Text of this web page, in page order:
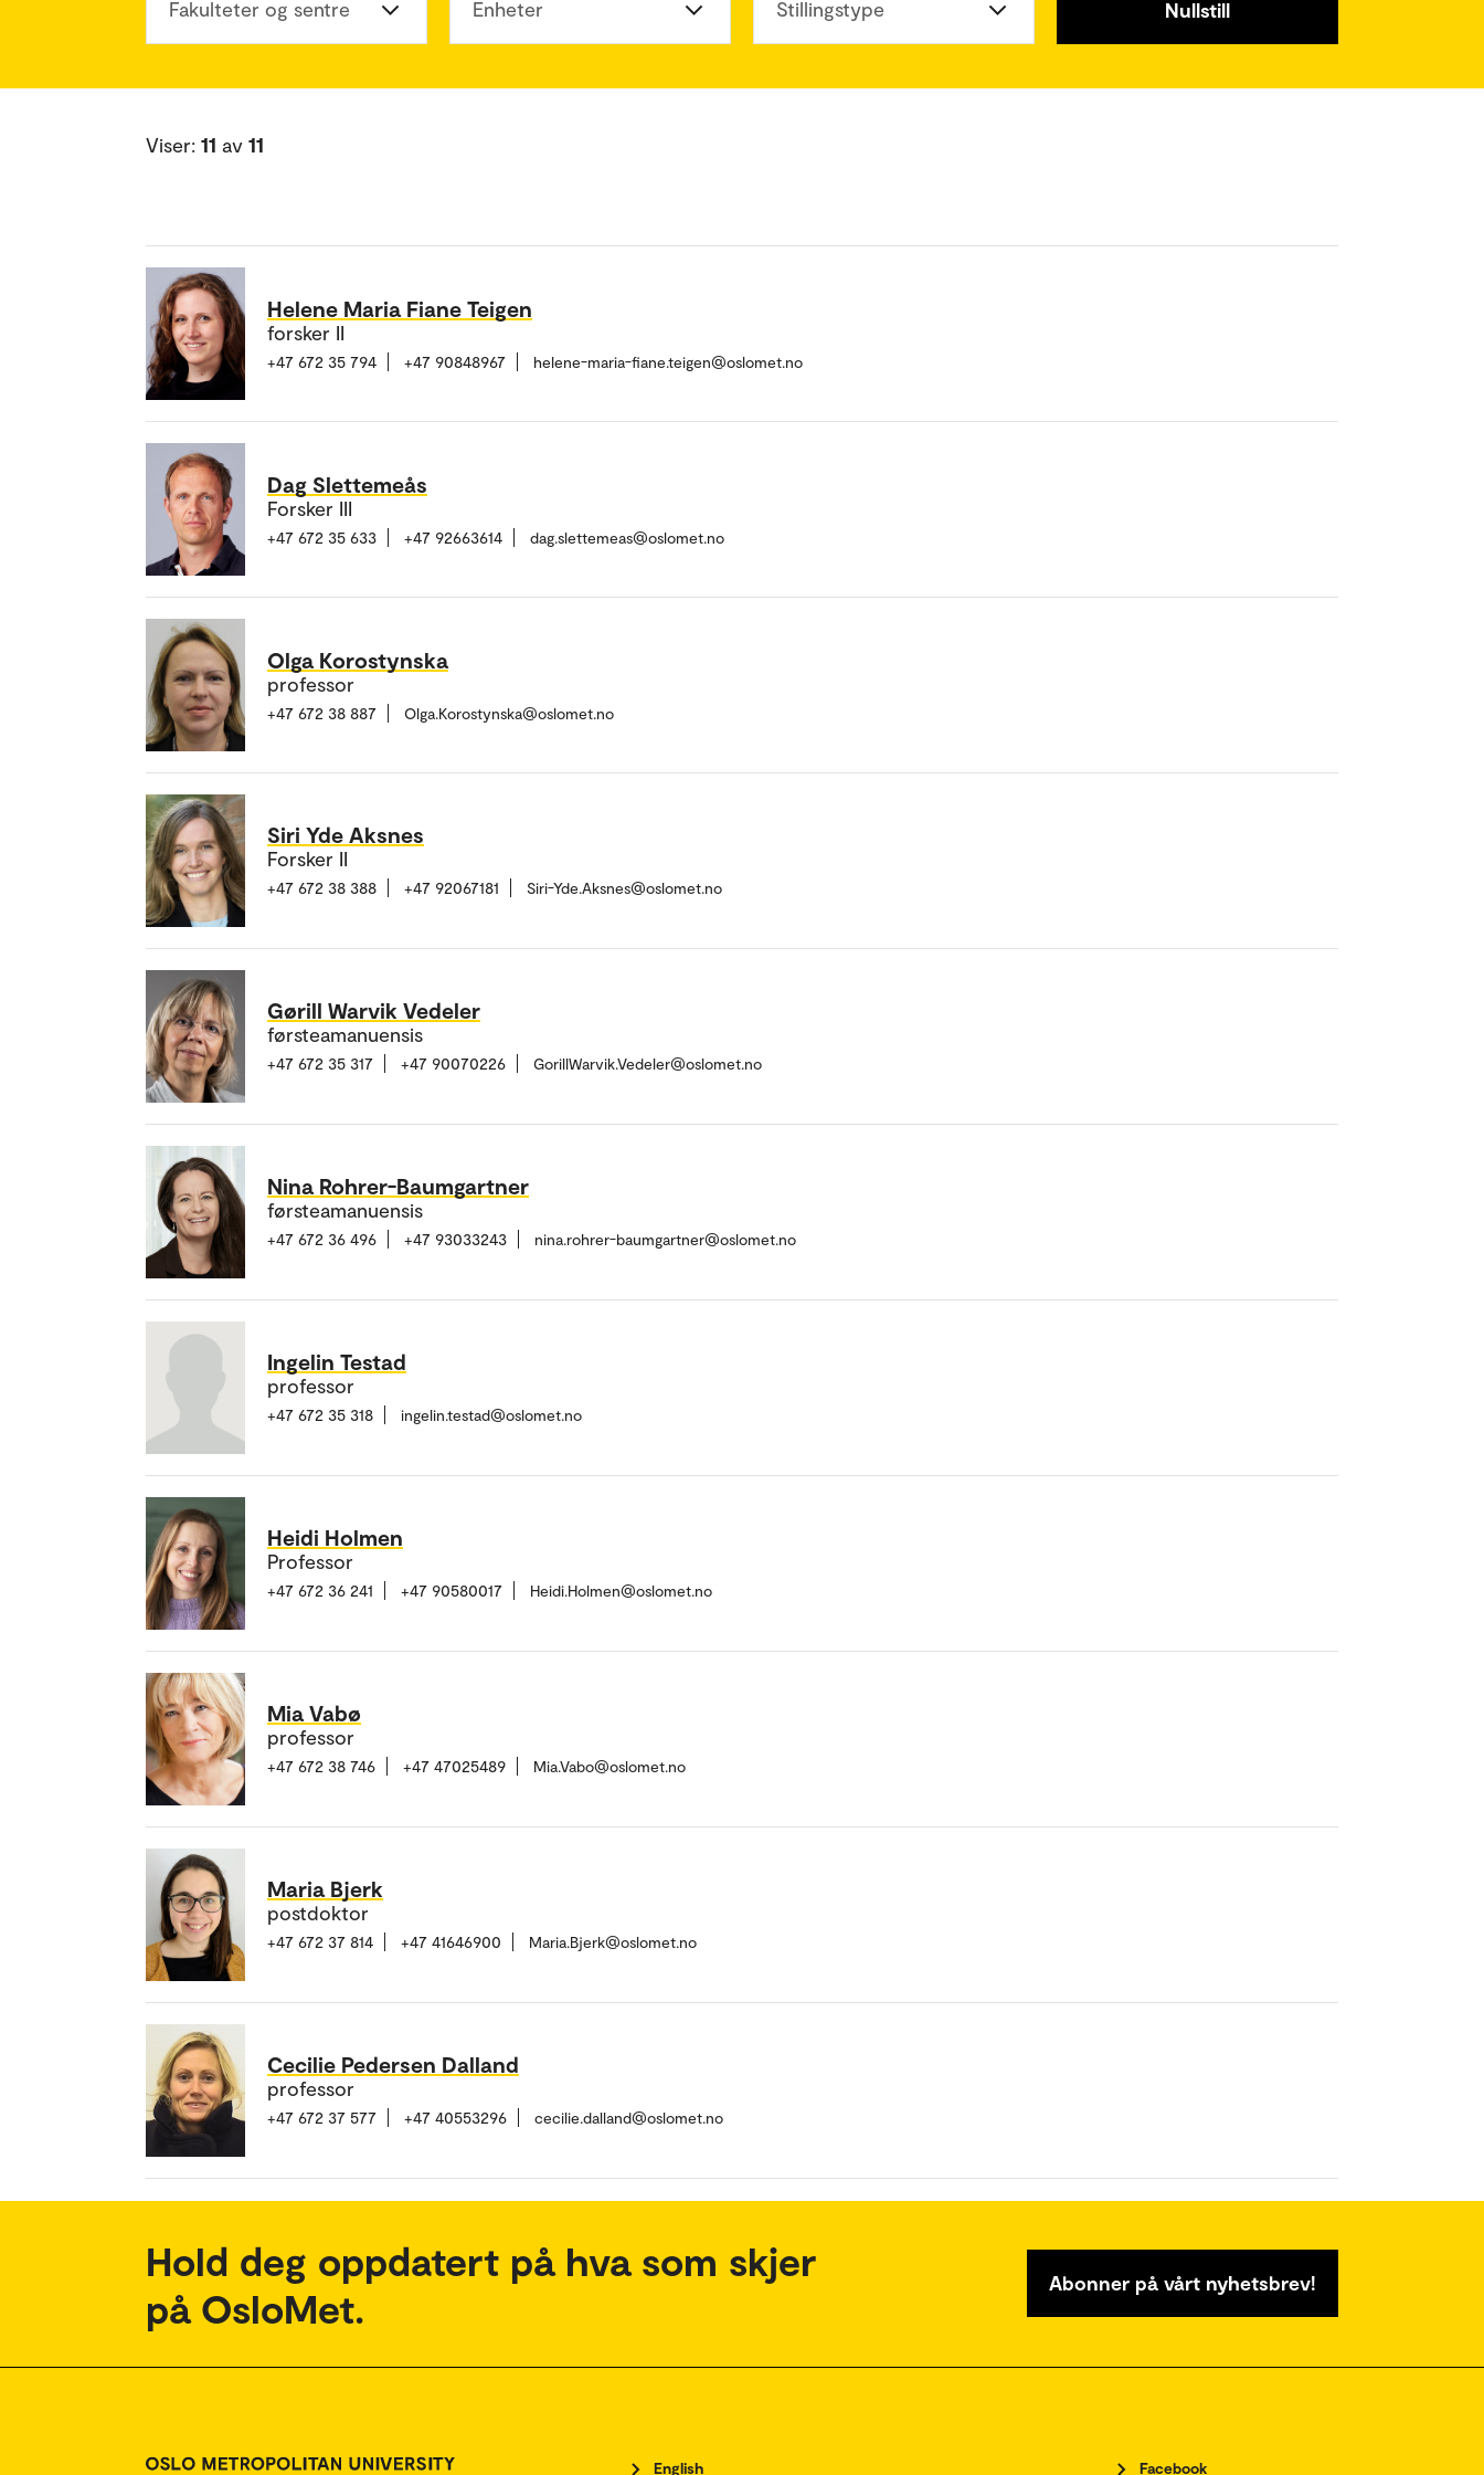
Fakulteter og sentre Enheter Stillingstype Nullstill
Viser: 11 av 11
Helene Maria Fiane Teigen
forsker II
+47 672 35 794 +47 90848967 helene-maria-fiane.teigen@oslomet.no
Dag Slettemeås
Forsker III
+47 672 35 633 +47 92663614 dag.slettemeas@oslomet.no
Olga Korostynska
professor
+47 672 38 887 Olga.Korostynska@oslomet.no
Siri Yde Aksnes
Forsker II
+47 672 38 388 +47 92067181 Siri-Yde.Aksnes@oslomet.no
Gørill Warvik Vedeler
førsteamanuensis
+47 672 35 317 +47 90070226 GorillWarvik.Vedeler@oslomet.no
Nina Rohrer-Baumgartner
førsteamanuensis
+47 672 36 496 +47 93033243 nina.rohrer-baumgartner@oslomet.no
Ingelin Testad
professor
+47 672 35 318 ingelin.testad@oslomet.no
Heidi Holmen
Professor
+47 672 36 241 +47 90580017 Heidi.Holmen@oslomet.no
Mia Vabø
professor
+47 672 38 746 +47 47025489 Mia.Vabo@oslomet.no
Maria Bjerk
postdoktor
+47 672 37 814 +47 41646900 Maria.Bjerk@oslomet.no
Cecilie Pedersen Dalland
professor
+47 672 37 577 +47 40553296 cecilie.dalland@oslomet.no
Hold deg oppdatert på hva som skjer
på OsloMet.
Abonner på vårt nyhetsbrev!
English Facebook